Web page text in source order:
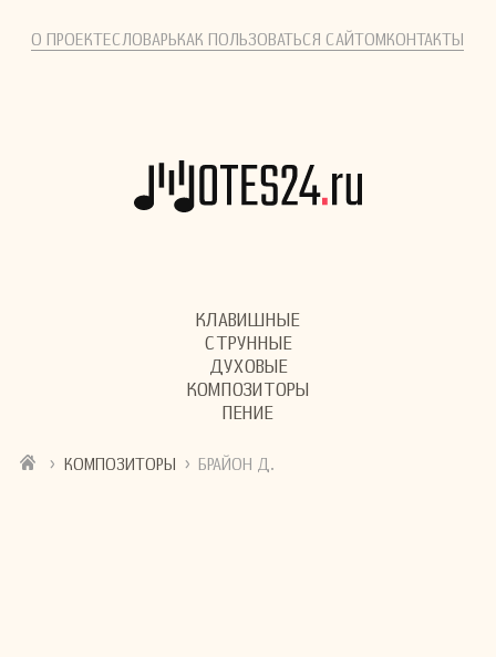
О ПРОЕКТЕСЛОВАРЬКАК ПОЛЬЗОВАТЬСЯ САЙТОМКОНТАКТЫ
КЛАВИШНЫЕ
СТРУННЫЕ
ДУХОВЫЕ
КОМПОЗИТОРЫ
ПЕНИЕ
› КОМПОЗИТОРЫ › БРАЙОН Д.